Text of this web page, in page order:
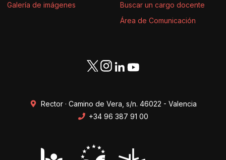
Galería de imágenes
Buscar un cargo docente
Área de Comunicación
Rector · Camino de Vera, s/n. 46022 - Valencia
+34 96 387 91 00